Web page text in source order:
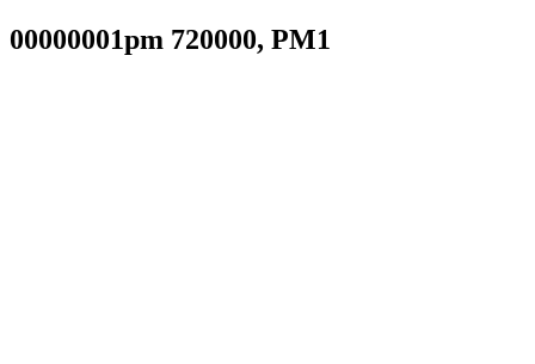
00000001pm 720000, PM1